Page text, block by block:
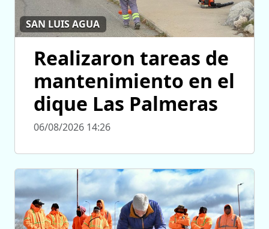
SAN LUIS AGUA
Realizaron tareas de
mantenimiento en el
dique Las Palmeras
06/08/2026 14:26